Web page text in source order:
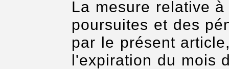
La mesure relative
poursuites et des
par le présent
l'expiration du mois